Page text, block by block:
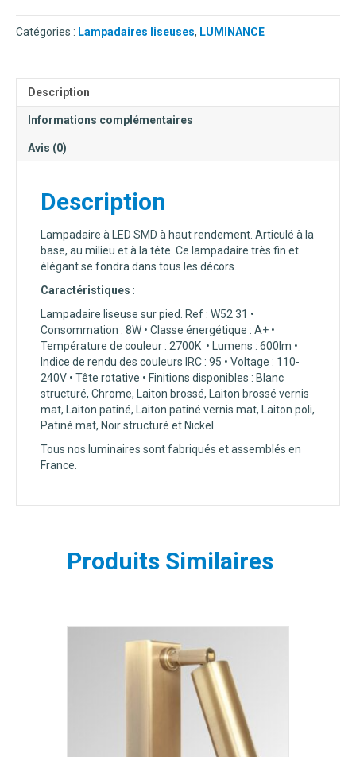
LAMPE
SUR
W52
Catégories : Lampadaires liseuses, LUMINANCE
Description
Informations complémentaires
Avis (0)
Description
Lampadaire à LED SMD à haut rendement. Articulé à la
base, au milieu et à la tête. Ce lampadaire très fin et
élégant se fondra dans tous les décors.
Caractéristiques :
Lampadaire liseuse sur pied. Ref : W52 31 •
Consommation : 8W • Classe énergétique : A+ •
Température de couleur : 2700K • Lumens : 600lm •
Indice de rendu des couleurs IRC : 95 • Voltage : 110-
240V • Tête rotative • Finitions disponibles : Blanc
structuré, Chrome, Laiton brossé, Laiton brossé vernis
mat, Laiton patiné, Laiton patiné vernis mat, Laiton poli,
Patiné mat, Noir structuré et Nickel.
Tous nos luminaires sont fabriqués et assemblés en
France.
Produits Similaires